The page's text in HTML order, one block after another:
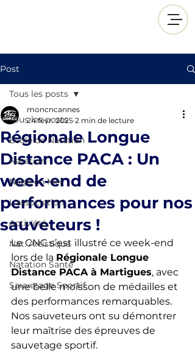
Post
Tous les posts
École de Natation
Natation
Nage en Mer
L'association
Activ'été
Nat. Artistique
Natation Santé
Sauvetage Sportif
Tous les posts
Régionale Longue
Distance PACA : Un
week-end de
performances pour nos
sauveteurs !
moncncannes
24 févr. 2025 2 min de lecture
Le CNC s’est illustré ce week-end
lors de la Régionale Longue
Distance PACA à Martigues, avec
une belle moisson de médailles et
des performances remarquables.
Nos sauveteurs ont su démontrer
leur maîtrise des épreuves de
sauvetage sportif.